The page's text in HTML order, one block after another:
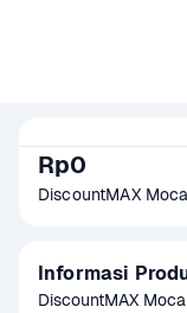
Rp0
DiscountMAX
Informasi
DiscountMAX